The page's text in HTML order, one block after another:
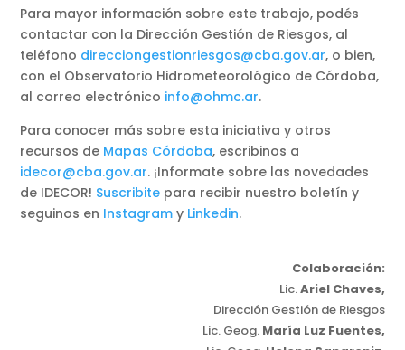
Para mayor información sobre este trabajo, podés
contactar con la Dirección Gestión de Riesgos, al
teléfono direcciongestionriesgos@cba.gov.ar, o bien,
con el Observatorio Hidrometeorológico de Córdoba,
al correo electrónico info@ohmc.ar.
Para conocer más sobre esta iniciativa y otros
recursos de Mapas Córdoba, escribinos a
idecor@cba.gov.ar. ¡Informate sobre las novedades
de IDECOR! Suscribite para recibir nuestro boletín y
seguinos en Instagram y Linkedin.
Colaboración:
Lic.Ariel Chaves,
Dirección Gestión de Riesgos
Lic. Geog. María Luz Fuentes,